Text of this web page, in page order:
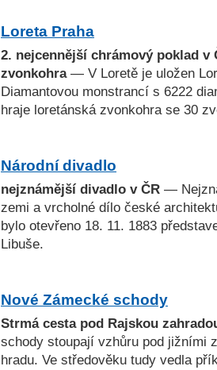
Loreta Praha
2. nejcennější chrámový poklad v
zvonkohra— V Loretě je uložen
Diamantovou monstrancí s 6222
hraje loretánská zvonkohra se 30
Národní divadlo
nejznámější divadlo v ČR —
zemi a vrcholné dílo české
bylo otevřeno 18. 11. 1883
Libuše.
Nové Zámecké schody
Strmá cesta pod Rajskou
schody stoupají vzhůru pod jižními
hradu. Ve středověku tudy vedla